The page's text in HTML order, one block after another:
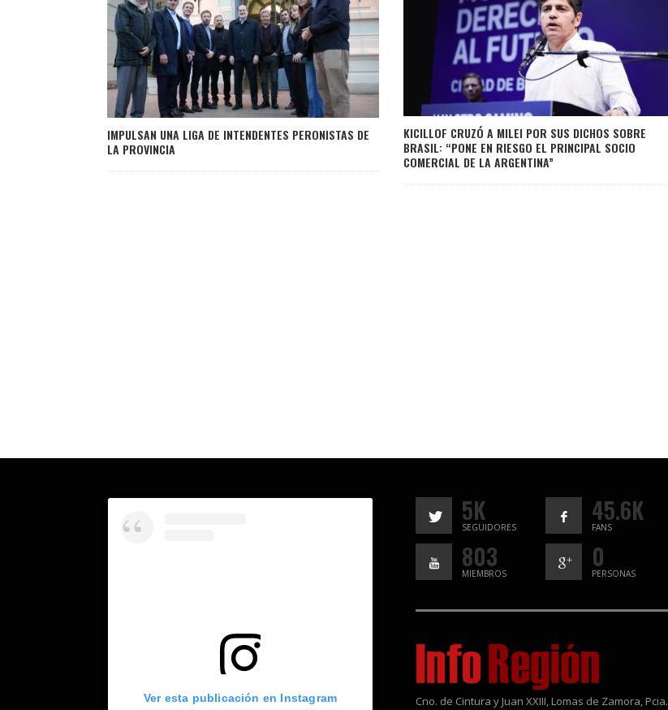
IMPULSAN UNA LIGA DE INTENDENTES PERONISTAS DE
LA PROVINCIA
KICILLOF CRUZÓ A MILEI POR SUS DICHOS SOBRE
BRASIL: “PONE EN RIESGO EL PRINCIPAL SOCIO
COMERCIAL DE LA ARGENTINA”
Ver esta publicación en Instagram
5K
SEGUIDORES
45.6K
FANS
803
MIEMBROS
0
PERSONAS
Cno. de Cintura y Juan XXIII, Lomas de Zamora, Pcia.